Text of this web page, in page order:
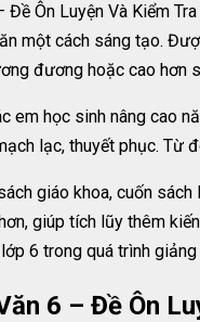
Đề Ôn Luyện Và Kiểm
một cách sáng tạo.
đương hoặc cao hơn
em học sinh nâng cao
lạc, thuyết phục. Từ
giáo khoa, cuốn
giúp tích lũy thêm
6 trong quá trình
6 – Đề Ôn